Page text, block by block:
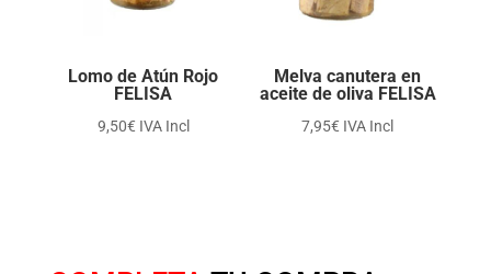
Lomo de Atún Rojo
FELISA
9,50€ IVA Incl
Melva canutera en
aceite de oliva FELISA
7,95€ IVA Incl